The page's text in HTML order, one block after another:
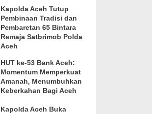
Kapolda Aceh Tutup
Pembinaan Tradisi dan
Pembaretan 65 Bintara
Remaja Satbrimob Polda
Aceh
HUT ke-53 Bank Aceh:
Momentum Memperkuat
Amanah, Menumbuhkan
Keberkahan Bagi Aceh
Kapolda Aceh Buka